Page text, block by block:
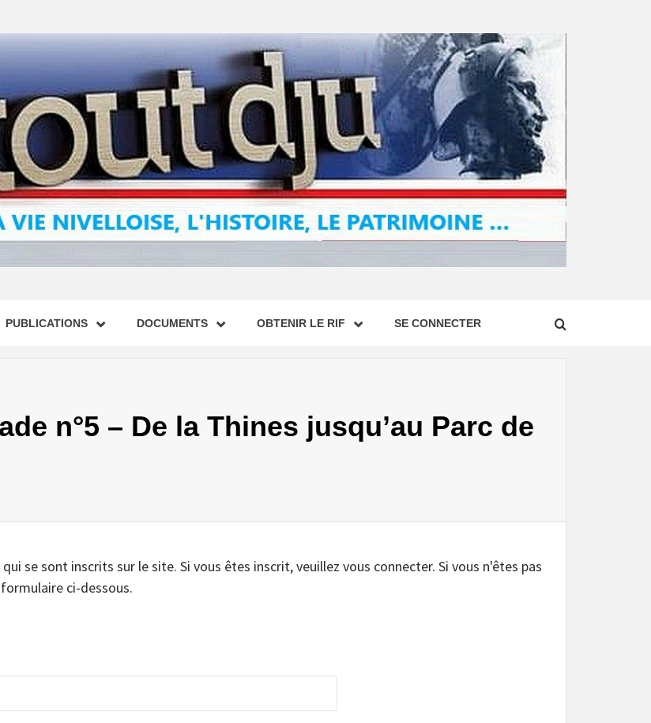
PUBLICATIONS DOCUMENTS OBTENIR LE RIF SE CONNECTER
n°5 – De la Thines jusqu’au Parc de
se sont inscrits sur le site. Si vous êtes inscrit, veuillez vous connecter. Si vous n'êtes pas
ci-dessous.